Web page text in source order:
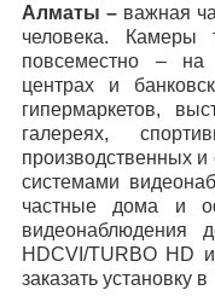
Алматы – важная
человека. Камеры
повсеместно – на
центрах и
гипермаркетов,
галереях,
производственных
системами
частные дома и
видеонаблюдения
HDCVI/TURBO HD
заказать установку в